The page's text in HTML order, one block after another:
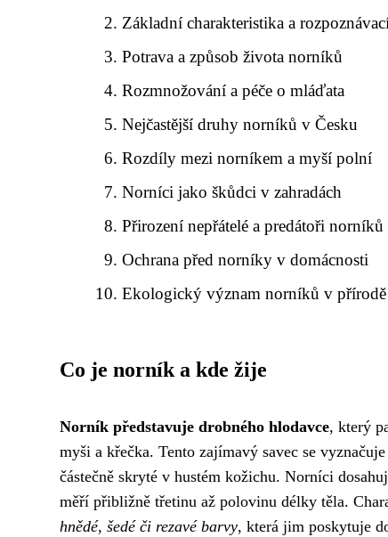
Základní charakteristika a
Potrava a způsob života norníků
Rozmnožování a péče o mláďata
Nejčastější druhy norníků v Česku
Rozdíly mezi norníkem a myší polní
Norníci jako škůdci v zahradách
Přirození nepřátelé a predátoři norníků
Ochrana před norníky v domácnosti
Ekologický význam norníků v přírodě
Co je norník a kde žije
Norník představuje drobného hlodavce, který
myši a křečka. Tento zajímavý savec se
částečně skryté v hustém kožichu. Norníci
měří přibližně třetinu až polovinu délky těla.
hnědé, šedé či rezavé barvy, která jim poskytuje